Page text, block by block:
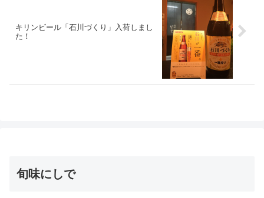
キリンビール「石川づくり」入荷しまし
た！
旬味にしで